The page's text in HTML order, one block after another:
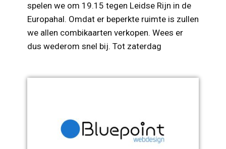
spelen we om 19.15 tegen Leidse Rijn in de
Europahal. Omdat er beperkte ruimte is zullen
we allen combikaarten verkopen. Wees er
dus wederom snel bij. Tot zaterdag